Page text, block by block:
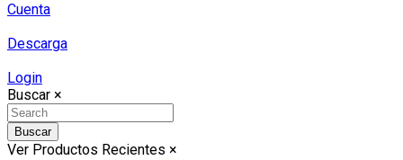
Cuenta
Descarga
Login
Buscar ×
Buscar
Ver Productos Recientes ×